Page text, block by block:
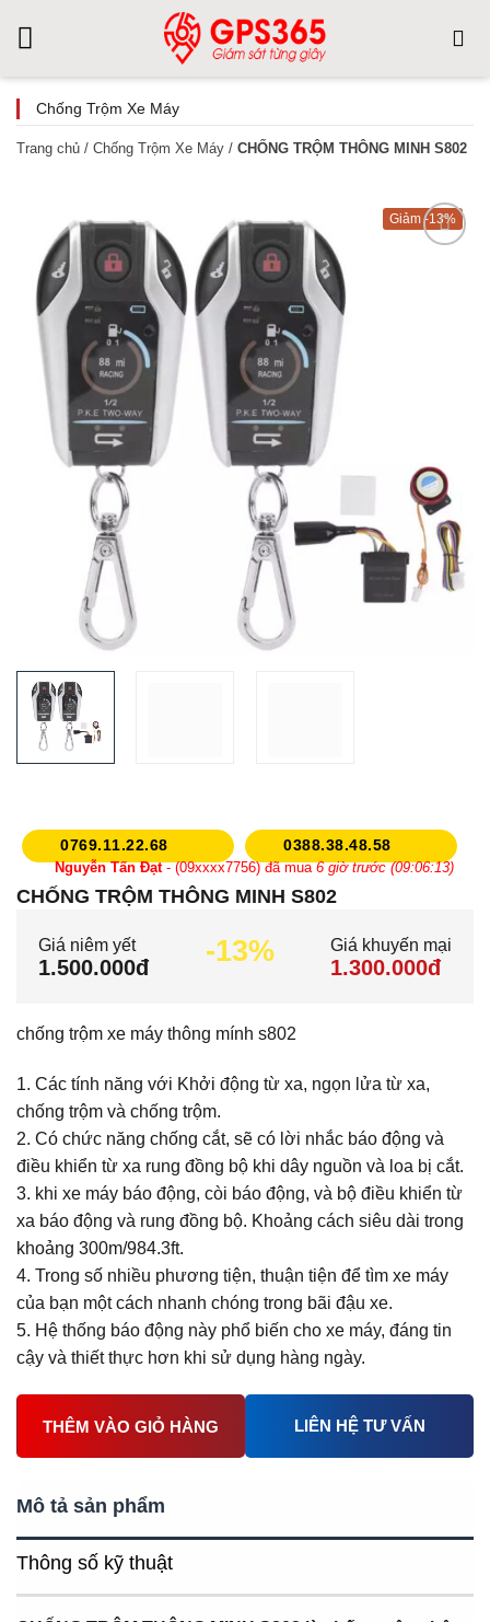
Chống Trộm Xe Máy
Trang chủ / Chống Trộm Xe Máy / CHỐNG TRỘM THÔNG MINH S802
-13%
0769.11.22.68 0388.38.48.58
Nguyễn Tấn Đạt- (09xxxx7756) đã mua6 giờ trước (09:06:13)
Lê Hằng - (09xxxx1449) đã mua9 giờ trước (12:06:13)
Nguyễn Đình Tình
- (08xxxx5774) đã mua
2 ngày trước
Thỏ Ngọc
- (09xxxx4154) đã mua
4 giờ trước (07:06:13)
Nguyễn Ngọc Thanh- (09xxxx5757) đã mua
lê thị hà - (07xxxx2268) đã mua hôm qua
CHỐNG TRỘM THÔNG MINH S802
Giá niêm yết
1.500.000đ
-13% Giá khuyến mại
1.300.000đ
chống trộm xe máy thông mính s802
1. Các tính năng với Khởi động từ xa, ngọn lửa từ xa,
chống trộm và chống trộm.
2. Có chức năng chống cắt, sẽ có lời nhắc báo động và
điều khiển từ xa rung đồng bộ khi dây nguồn và loa bị cắt.
3. khi xe máy báo động, còi báo động, và bộ điều khiển từ
xa báo động và rung đồng bộ. Khoảng cách siêu dài trong
khoảng 300m/984.3ft.
4. Trong số nhiều phương tiện, thuận tiện để tìm xe máy
của bạn một cách nhanh chóng trong bãi đậu xe.
5. Hệ thống báo động này phổ biến cho xe máy, đáng tin
cậy và thiết thực hơn khi sử dụng hàng ngày.
THÊM VÀO GIỎ HÀNG LIÊN HỆ TƯ VẤN
Mô tả sản phẩm
Thông số kỹ thuật